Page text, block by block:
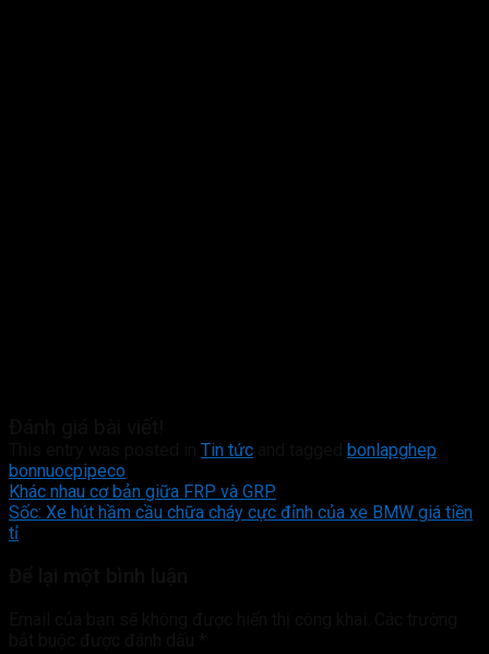
Tin tức bonlapghep
bonnuocpipeco
Khác nhau cơ bản giữa FRP và GRP
Sốc: Xe hút hầm cầu chữa cháy cực đỉnh của xe BMW giá tiền
tỉ